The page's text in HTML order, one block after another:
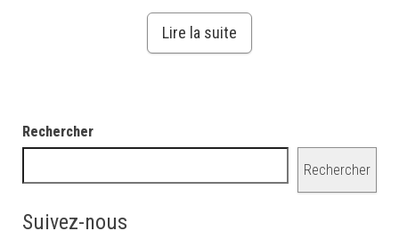
Lire la suite
Rechercher
Rechercher
Suivez-nous